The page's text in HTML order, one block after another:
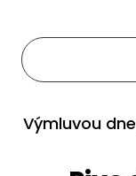
Výmluvou